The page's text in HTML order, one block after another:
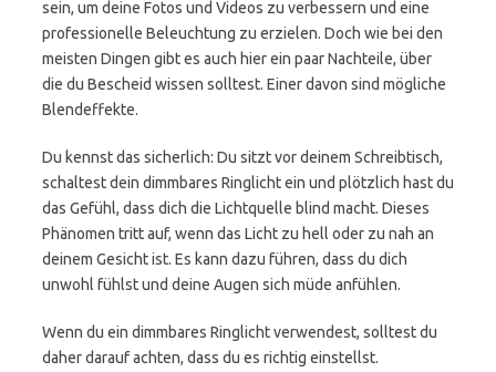
sein, um deine Fotos und Videos zu verbessern und eine
professionelle Beleuchtung zu erzielen. Doch wie bei den
meisten Dingen gibt es auch hier ein paar Nachteile, über
die du Bescheid wissen solltest. Einer davon sind mögliche
Blendeffekte.
Du kennst das sicherlich: Du sitzt vor deinem Schreibtisch,
schaltest dein dimmbares Ringlicht ein und plötzlich hast du
das Gefühl, dass dich die Lichtquelle blind macht. Dieses
Phänomen tritt auf, wenn das Licht zu hell oder zu nah an
deinem Gesicht ist. Es kann dazu führen, dass du dich
unwohl fühlst und deine Augen sich müde anfühlen.
Wenn du ein dimmbares Ringlicht verwendest, solltest du
daher darauf achten, dass du es richtig einstellst.